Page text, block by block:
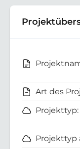
Art des
Projekttyp:
Projekttyp